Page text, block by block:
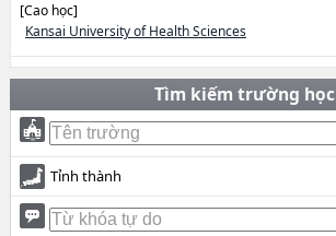
[Cao học]
Kansai University of Health Sciences
Tìm kiếm trường học
Tỉnh thành